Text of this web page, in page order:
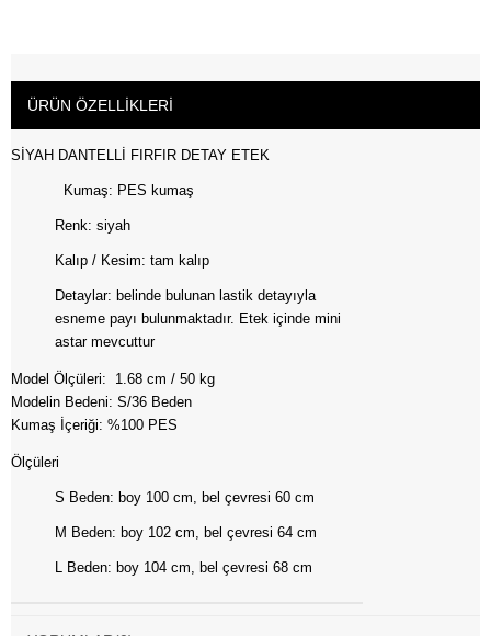
ÜRÜN ÖZELLIKLERI
SİYAH DANTELLİ FIRFIR DETAY ETEK
Kumaş: PES kumaş
Renk: siyah
Kalıp / Kesim: tam kalıp
Detaylar: belinde bulunan lastik detayıyla
esneme payı bulunmaktadır. Etek içinde mini
astar mevcuttur
Model Ölçüleri: 1.68 cm / 50 kg
Modelin Bedeni: S/36 Beden
Kumaş İçeriği: %100 PES
Ölçüleri
S Beden: boy 100 cm, bel çevresi 60 cm
M Beden: boy 102 cm, bel çevresi 64 cm
L Beden: boy 104 cm, bel çevresi 68 cm